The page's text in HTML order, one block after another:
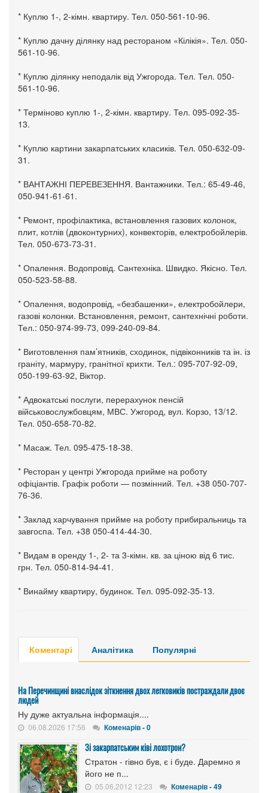
* Куплю 1-, 2-кімн. квартиру. Тел. 050-561-10-96.
* Куплю дачну ділянку над рестораном «Кілікія». Тел. 050-
561-10-96.
* Куплю ділянку неподалік від Ужгорода. Тел. Тел. 050-
561-10-96.
* Терміново куплю 1-, 2-кімн. квартиру. Тел. 095-092-35-
13.
* Куплю картини закарпатських класиків. Тел. 050-632-09-
31.
* ВАНТАЖНІ ПЕРЕВЕЗЕННЯ. Вантажники. Тел.: 65-49-46,
050-941-61-61.
* Ремонт, профілактика, встановлення газових колонок,
плит, котлів (двоконтурних), конвекторів, електробойлерів.
Тел. 050-673-73-31.
* Опалення. Водопровід. Сантехніка. Швидко. Якісно. Тел.
050-523-58-88.
* Опалення, водопровід, «безбашенки», електробойлери,
газові колонки. Встановлення, ремонт, сантехнічні роботи.
Тел.: 050-974-99-73, 099-240-09-84.
* Виготовлення пам’ятників, сходинок, підвіконників та ін. із
граніту, мармуру, гранітної крихти. Тел.: 095-707-92-09,
050-199-63-92, Віктор.
* Адвокатські послуги, перерахунок пенсій
військовослужбовцям, МВС. Ужгород, вул. Корзо, 13/12.
Тел. 050-658-70-82.
* Масаж. Тел. 095-475-18-38.
* Ресторан у центрі Ужгорода прийме на роботу
офіціантів. Графік роботи — позмінний. Тел. +38 050-707-
76-36.
* Заклад харчування прийме на роботу прибиральниць та
завгоспа. Тел. +38 050-414-44-30.
* Видам в оренду 1-, 2- та 3-кімн. кв. за ціною від 6 тис.
грн. Тел. 050-814-94-41.
* Винайму квартиру, будинок. Тел. 095-092-35-13.
Коментарі Аналітика Популярні
На Перечинщині внаслідок зіткнення двох легковиків постраждали двоє
людей
Ну дуже актуальна інформація....
06.08.2026 17:56 Коменарів - 0
Зі закарпатським ківі лохотрон?
Стратон - гівно був, є і буде. Даремно я
його не п...
05.06.2012 12:23 Коменарів - 49